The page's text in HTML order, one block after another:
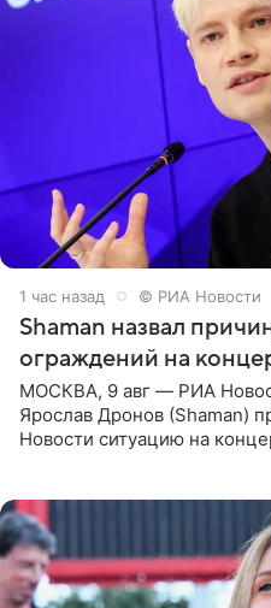
1 час назад © РИА Новости
Shaman назвал
ограждений на
МОСКВА, 9 авг — РИА
Ярослав Дронов (Shaman)
Новости ситуацию на